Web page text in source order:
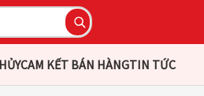
CAM KẾT BÁN HÀNGTIN TỨC